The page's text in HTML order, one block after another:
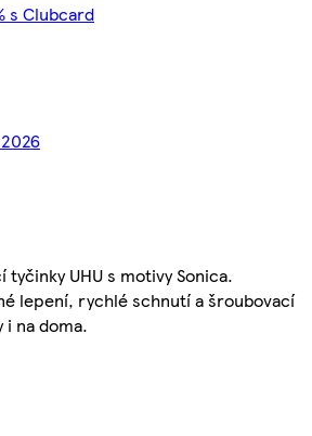
s Clubcard
UHU s motivy Sonica.
lepení, rychlé schnutí a šroubovací
na doma.